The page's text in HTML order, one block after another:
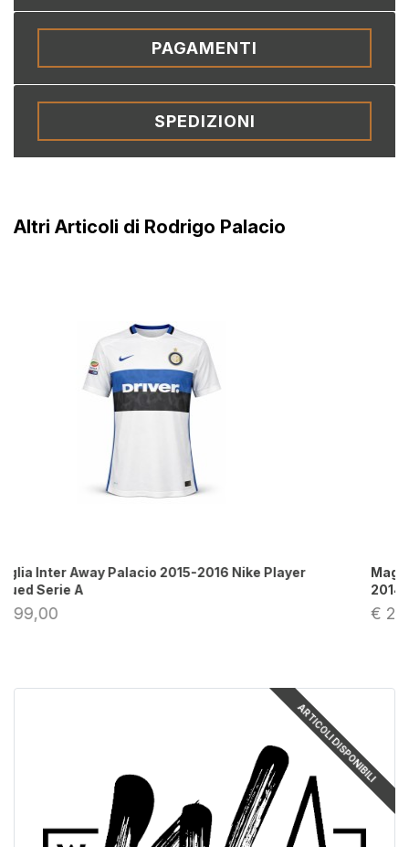
ARTICOLI DISPONIBILI
PAGAMENTI
SPEDIZIONI
Altri Articoli di Rodrigo Palacio
Maglia Inter Player Issued Palacio Away Serie A
2014-2015 Nike